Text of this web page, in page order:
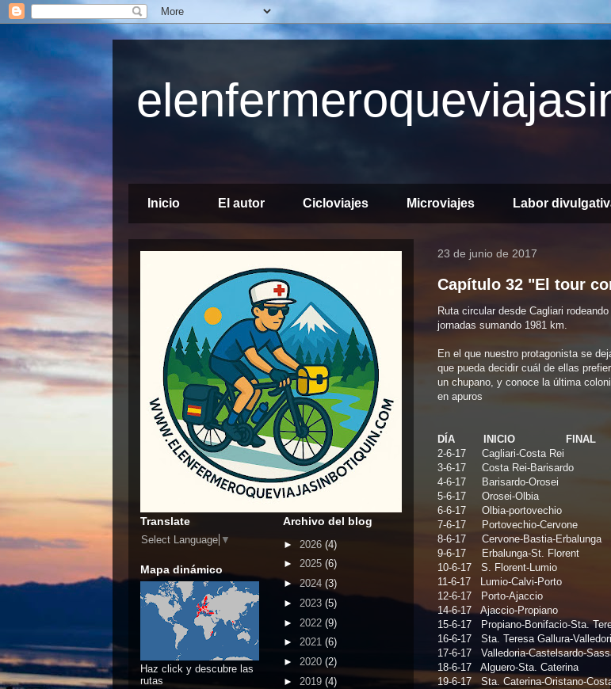
Inicio El autor Cicloviajes Microviajes Labor
23 de junio de 2017
Capítulo 32 "El tour
Ruta circular desde Cagliari
jornadas sumando 1981 km.
En el que nuestro protagonista se
que pueda decidir cuál de ellas
un chupano, y conoce la última
en apuros
DÍA INICIO FINAL
2-6-17
Cagliari-Costa Rei
3-6-17
Costa Rei-Barisardo
4-6-17
Barisardo-Orosei
5-6-17
Orosei-Olbia
6-6-17
Olbia-portovechio
7-6-17
Portovechio-Cervone
8-6-17
Cervone-Bastia-Erbalunga
9-6-17
Erbalunga-St. Florent
10-6-17
S. Florent-Lumio
11-6-17
Lumio-Calvi-Porto
12-6-17
Porto-Ajaccio
14-6-17
Ajaccio-Propiano
15-6-17
Propiano-Bonifacio-Sta.
16-6-17
Sta. Teresa Gallura-
17-6-17
Valledoria-Castelsardo-
18-6-17
Alguero-Sta. Caterina
19-6-17
Sta. Caterina-Oristano-
Translate
Select Language ▼
Mapa dinámico
Haz click y descubre las
rutas
Archivo del blog
► 2026 (4)
► 2025 (6)
►2024 (3)
► 2023 (5)
► 2022 (9)
► 2021 (6)
► 2020 (2)
► 2019 (4)